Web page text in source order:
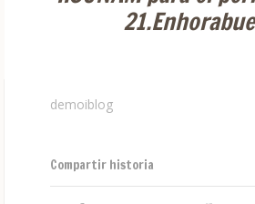
demoiblog
Compartir historia